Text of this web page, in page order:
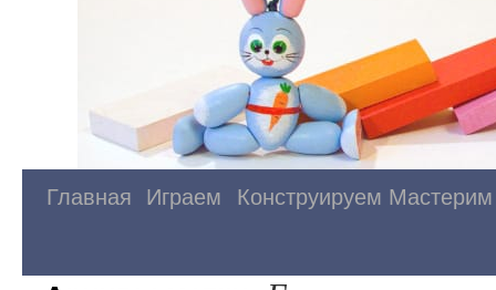
Главная Играем Конструируем Мастерим